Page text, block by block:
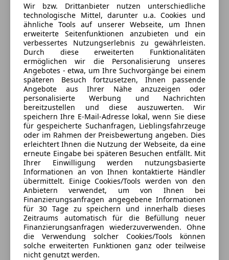
Abstandswarner
Beifahrerairbag
ESP
Fahrerairbag
Isofix
Kopfairbag
LED-Scheinwerfer
LED-Tagfahrlicht
Müdigkeitswarnsystem
Notbremsassistent
Notrufsystem
Reifendruckkontrollsystem
Seitenairbag
Spurhalteassistent
Totwinkel-Assistent
Traktionskontrolle
Wegfahrsperre
Extras
Alufelgen
Ambientebeleuchtung
Deine Nachricht
3 ähnliche Fahrzeuge gefunden
Ich erlaube den Händlern dieser
Fahrzeuge mich zu kontaktieren.
Dein Name
Deine E-Mail
Wir bzw. Drittanbieter nutzen unterschiedliche
technologische Mittel, darunter u.a. Cookies und
ähnliche Tools auf unserer Webseite, um Ihnen
erweiterte Seitenfunktionen anzubieten und ein
verbessertes Nutzungserlebnis zu gewährleisten.
Durch diese erweiterten Funktionalitäten
ermöglichen wir die Personalisierung unseres
Angebotes - etwa, um Ihre Suchvorgänge bei einem
späteren Besuch fortzusetzen, Ihnen passende
Angebote aus Ihrer Nähe anzuzeigen oder
personalisierte Werbung und Nachrichten
bereitzustellen und diese auszuwerten. Wir
speichern Ihre E-Mail-Adresse lokal, wenn Sie diese
für gespeicherte Suchanfragen, Lieblingsfahrzeuge
oder im Rahmen der Preisbewertung angeben. Dies
erleichtert Ihnen die Nutzung der Webseite, da eine
erneute Eingabe bei späteren Besuchen entfällt. Mit
Ihrer Einwilligung werden nutzungsbasierte
Informationen an von Ihnen kontaktierte Händler
übermittelt. Einige Cookies/Tools werden von den
Anbietern verwendet, um von Ihnen bei
Finanzierungsanfragen angegebene Informationen
für 30 Tage zu speichern und innerhalb dieses
Zeitraums automatisch für die Befüllung neuer
Finanzierungsanfragen wiederzuverwenden. Ohne
die Verwendung solcher Cookies/Tools können
solche erweiterten Funktionen ganz oder teilweise
nicht genutzt werden.